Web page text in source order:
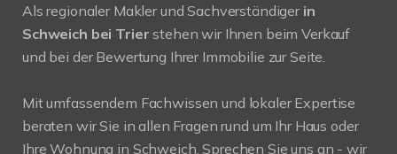
Als regionaler Makler und Sachverständigerin
Schweich bei Trierstehen wir Ihnen beim Verkauf
und bei der Bewertung Ihrer Immobilie zur Seite.
Mit umfassendem Fachwissen und lokaler Expertise
beraten wir Sie in allen Fragen rund um Ihr Haus oder
Ihre Wohnung in Schweich. Sprechen Sie uns an - wir